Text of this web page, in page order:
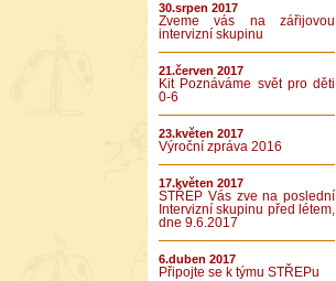
30.srpen 2017
Zveme vás na zářijovou
intervizní skupinu
21.červen 2017
Kit Poznáváme svět pro děti
0-6
23.květen 2017
Výroční zpráva 2016
17.květen 2017
STŘEP Vás zve na poslední
Intervizní skupinu před létem,
dne 9.6.2017
6.duben 2017
Připojte se k týmu STŘEPu